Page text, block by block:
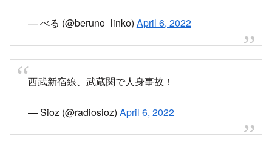
— べる (@beruno_linko) April 6, 2022
西武新宿線、武蔵関で人身事故！
— Sioz (@radiosioz) April 6, 2022